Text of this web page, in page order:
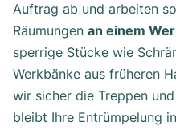
Auftrag ab und arbeiten
Räumungen an einem
sperrige Stücke wie
Werkbänke aus früheren
wir sicher die Treppen
bleibt Ihre Entrümpelung